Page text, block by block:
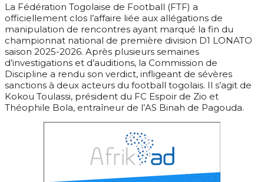
La Fédération Togolaise de Football (FTF) a
officiellement clos l’affaire liée aux allégations de
manipulation de rencontres ayant marqué la fin du
championnat national de première division D1 LONATO
saison 2025-2026. Après plusieurs semaines
d’investigations et d’auditions, la Commission de
Discipline a rendu son verdict, infligeant de sévères
sanctions à deux acteurs du football togolais. Il s’agit de
Kokou Toulassi, président du FC Espoir de Zio et
Théophile Bola, entraîneur de l’AS Binah de Pagouda.